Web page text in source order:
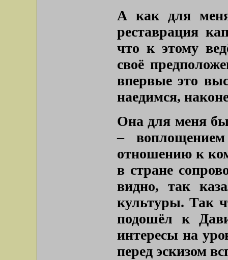
А как для меня
реставрация
что к этому
своё
впервые это
наедимся,
Она для меня
– воплощением
отношению к
в стране
видно, так
культуры. Так
подошёл к
интересы на
перед эскизом